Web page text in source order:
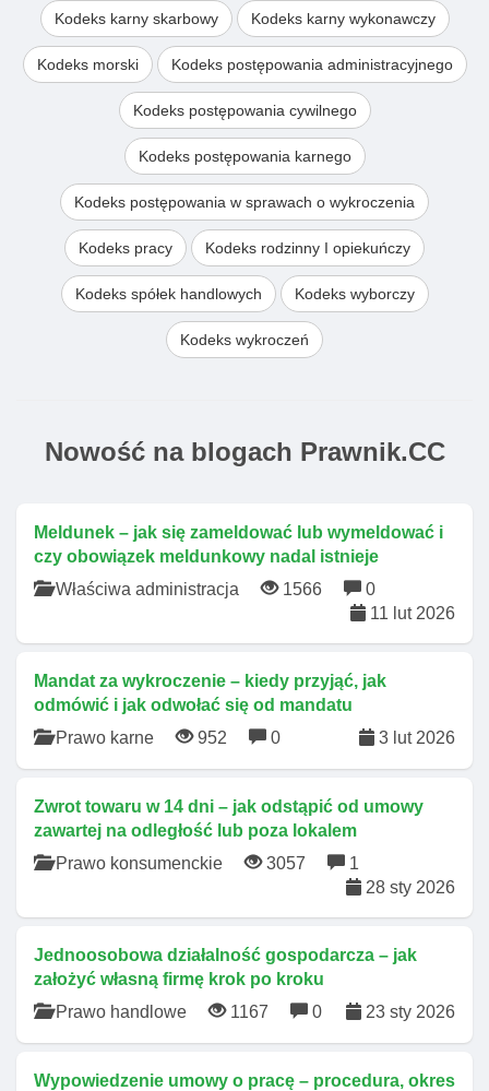
Kodeks karny skarbowy Kodeks karny wykonawczy
Kodeks morski Kodeks postępowania administracyjnego
Kodeks postępowania cywilnego
Kodeks postępowania karnego
Kodeks postępowania w sprawach o wykroczenia
Kodeks pracy Kodeks rodzinny I opiekuńczy
Kodeks spółek handlowych Kodeks wyborczy
Kodeks wykroczeń
Nowość na blogach Prawnik.CC
Meldunek – jak się zameldować lub wymeldować i
czy obowiązek meldunkowy nadal istnieje
Właściwa administracja
1566
0
11 lut 2026
Mandat za wykroczenie – kiedy przyjąć, jak
odmówić i jak odwołać się od mandatu
Prawo karne
952 0 3 lut 2026
Zwrot towaru w 14 dni – jak odstąpić od umowy
zawartej na odległość lub poza lokalem
Prawo konsumenckie
3057
1
28 sty 2026
Jednoosobowa działalność gospodarcza – jak
założyć własną firmę krok po kroku
Prawo handlowe
1167 0 23 sty 2026
Wypowiedzenie umowy o pracę – procedura, okres